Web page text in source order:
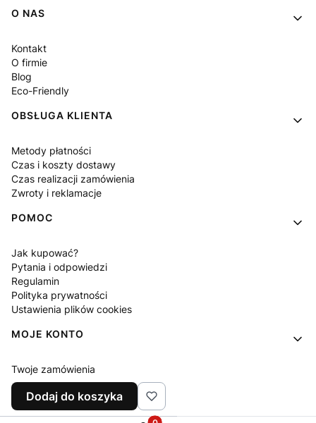
Linki w stopce
O NAS
Kontakt
O firmie
Blog
Eco-Friendly
OBSŁUGA KLIENTA
Metody płatności
Czas i koszty dostawy
Czas realizacji zamówienia
Zwroty i reklamacje
POMOC
Jak kupować?
Pytania i odpowiedzi
Regulamin
Polityka prywatności
Ustawienia plików cookies
MOJE KONTO
Twoje zamówienia
Ustawienia konta
Ulubione
Dodaj do koszyka